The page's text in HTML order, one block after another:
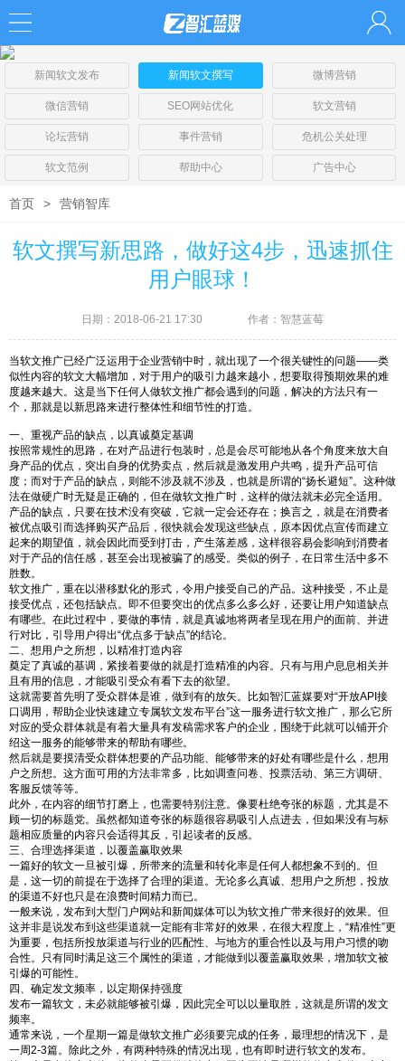
新闻软文发布 新闻软文撰写 微博营销
微信营销 SEO网站优化 软文营销
论坛营销 事件营销 危机公关处理
软文范例 帮助中心 广告中心
首页 > 营销智库
软文撰写新思路，做好这4步，迅速抓住
用户眼球！
日期：2018-06-21 17:30 作者：智慧蓝莓
当软文推广已经广泛运用于企业营销中时，就出现了一个很关键性的问题——类
似性内容的软文大幅增加，对于用户的吸引力越来越小，想要取得预期效果的难
度越来越大。这是当下任何人做软文推广都会遇到的问题，解决的方法只有一
个，那就是以新思路来进行整体性和细节性的打造。
一、重视产品的缺点，以真诚奠定基调
按照常规性的思路，在对产品进行包装时，总是会尽可能地从各个角度来放大自
身产品的优点，突出自身的优势卖点，然后就是激发用户共鸣，提升产品可信
度；而对于产品的缺点，则能不涉及就不涉及，也就是所谓的“扬长避短”。这种做
法在做硬广时无疑是正确的，但在做软文推广时，这样的做法就未必完全适用。
产品的缺点，只要在技术没有突破，它就一定会还存在；换言之，就是在消费者
被优点吸引而选择购买产品后，很快就会发现这些缺点，原本因优点宣传而建立
起来的期望值，就会因此而受到打击，产生落差感，这样很容易会影响到消费者
对于产品的信任感，甚至会出现被骗了的感受。类似的例子，在日常生活中多不
胜数。
软文推广，重在以潜移默化的形式，令用户接受自己的产品。这种接受，不止是
接受优点，还包括缺点。即不但要突出的优点多么多么好，还要让用户知道缺点
有哪些。在此过程中，要做的事情，就是真诚地将两者呈现在用户的面前、并进
行对比，引导用户得出“优点多于缺点”的结论。
二、想用户之所想，以精准打造内容
奠定了真诚的基调，紧接着要做的就是打造精准的内容。只有与用户息息相关并
且有用的信息，才能吸引受众有看下去的欲望。
这就需要首先明了受众群体是谁，做到有的放矢。比如智汇蓝媒要对“开放API接
口调用，帮助企业快速建立专属软文发布平台”这一服务进行软文推广，那么它所
对应的受众群体就是有着大量具有发稿需求客户的企业，围绕于此就可以铺开介
绍这一服务的能够带来的帮助有哪些。
然后就是要摸清受众群体想要的产品功能、能够带来的好处有哪些是什么，想用
户之所想。这方面可用的方法非常多，比如调查问卷、投票活动、第三方调研、
客服反馈等等。
此外，在内容的细节打磨上，也需要特别注意。像要杜绝夸张的标题，尤其是不
顾一切的标题党。虽然都知道夸张的标题很容易吸引人点进去，但如果没有与标
题相应质量的内容只会适得其反，引起读者的反感。
三、合理选择渠道，以覆盖赢取效果
一篇好的软文一旦被引爆，所带来的流量和转化率是任何人都想象不到的。但
是，这一切的前提在于选择了合理的渠道。无论多么真诚、想用户之所想，投放
的渠道不好也只是在浪费时间精力而已。
一般来说，发布到大型门户网站和新闻媒体可以为软文推广带来很好的效果。但
这并非是说发布到这些渠道就一定能有非常好的效果，在很大程度上，“精准性”更
为重要，包括所投放渠道与行业的匹配性、与地方的重合性以及与用户习惯的吻
合性。只有同时满足这三个属性的渠道，才能做到以覆盖赢取效果，增加软文被
引爆的可能性。
四、确定发文频率，以定期保持强度
发布一篇软文，未必就能够被引爆，因此完全可以以量取胜，这就是所谓的发文
频率。
通常来说，一个星期一篇是做软文推广必须要完成的任务，最理想的情况下，是
一周2-3篇。除此之外，有两种特殊的情况出现，也有即时进行软文的发布。